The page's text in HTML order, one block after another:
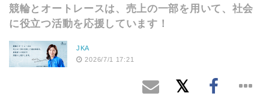
競輪とオートレースは、売上の一部を用いて、社会
に役立つ活動を応援しています！
JKA
2026/7/1 17:21